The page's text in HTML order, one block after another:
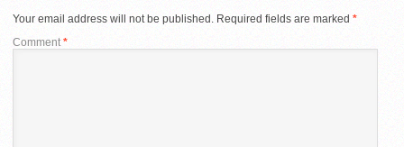
Your email address will not be published. Required fields are marked *
Comment*